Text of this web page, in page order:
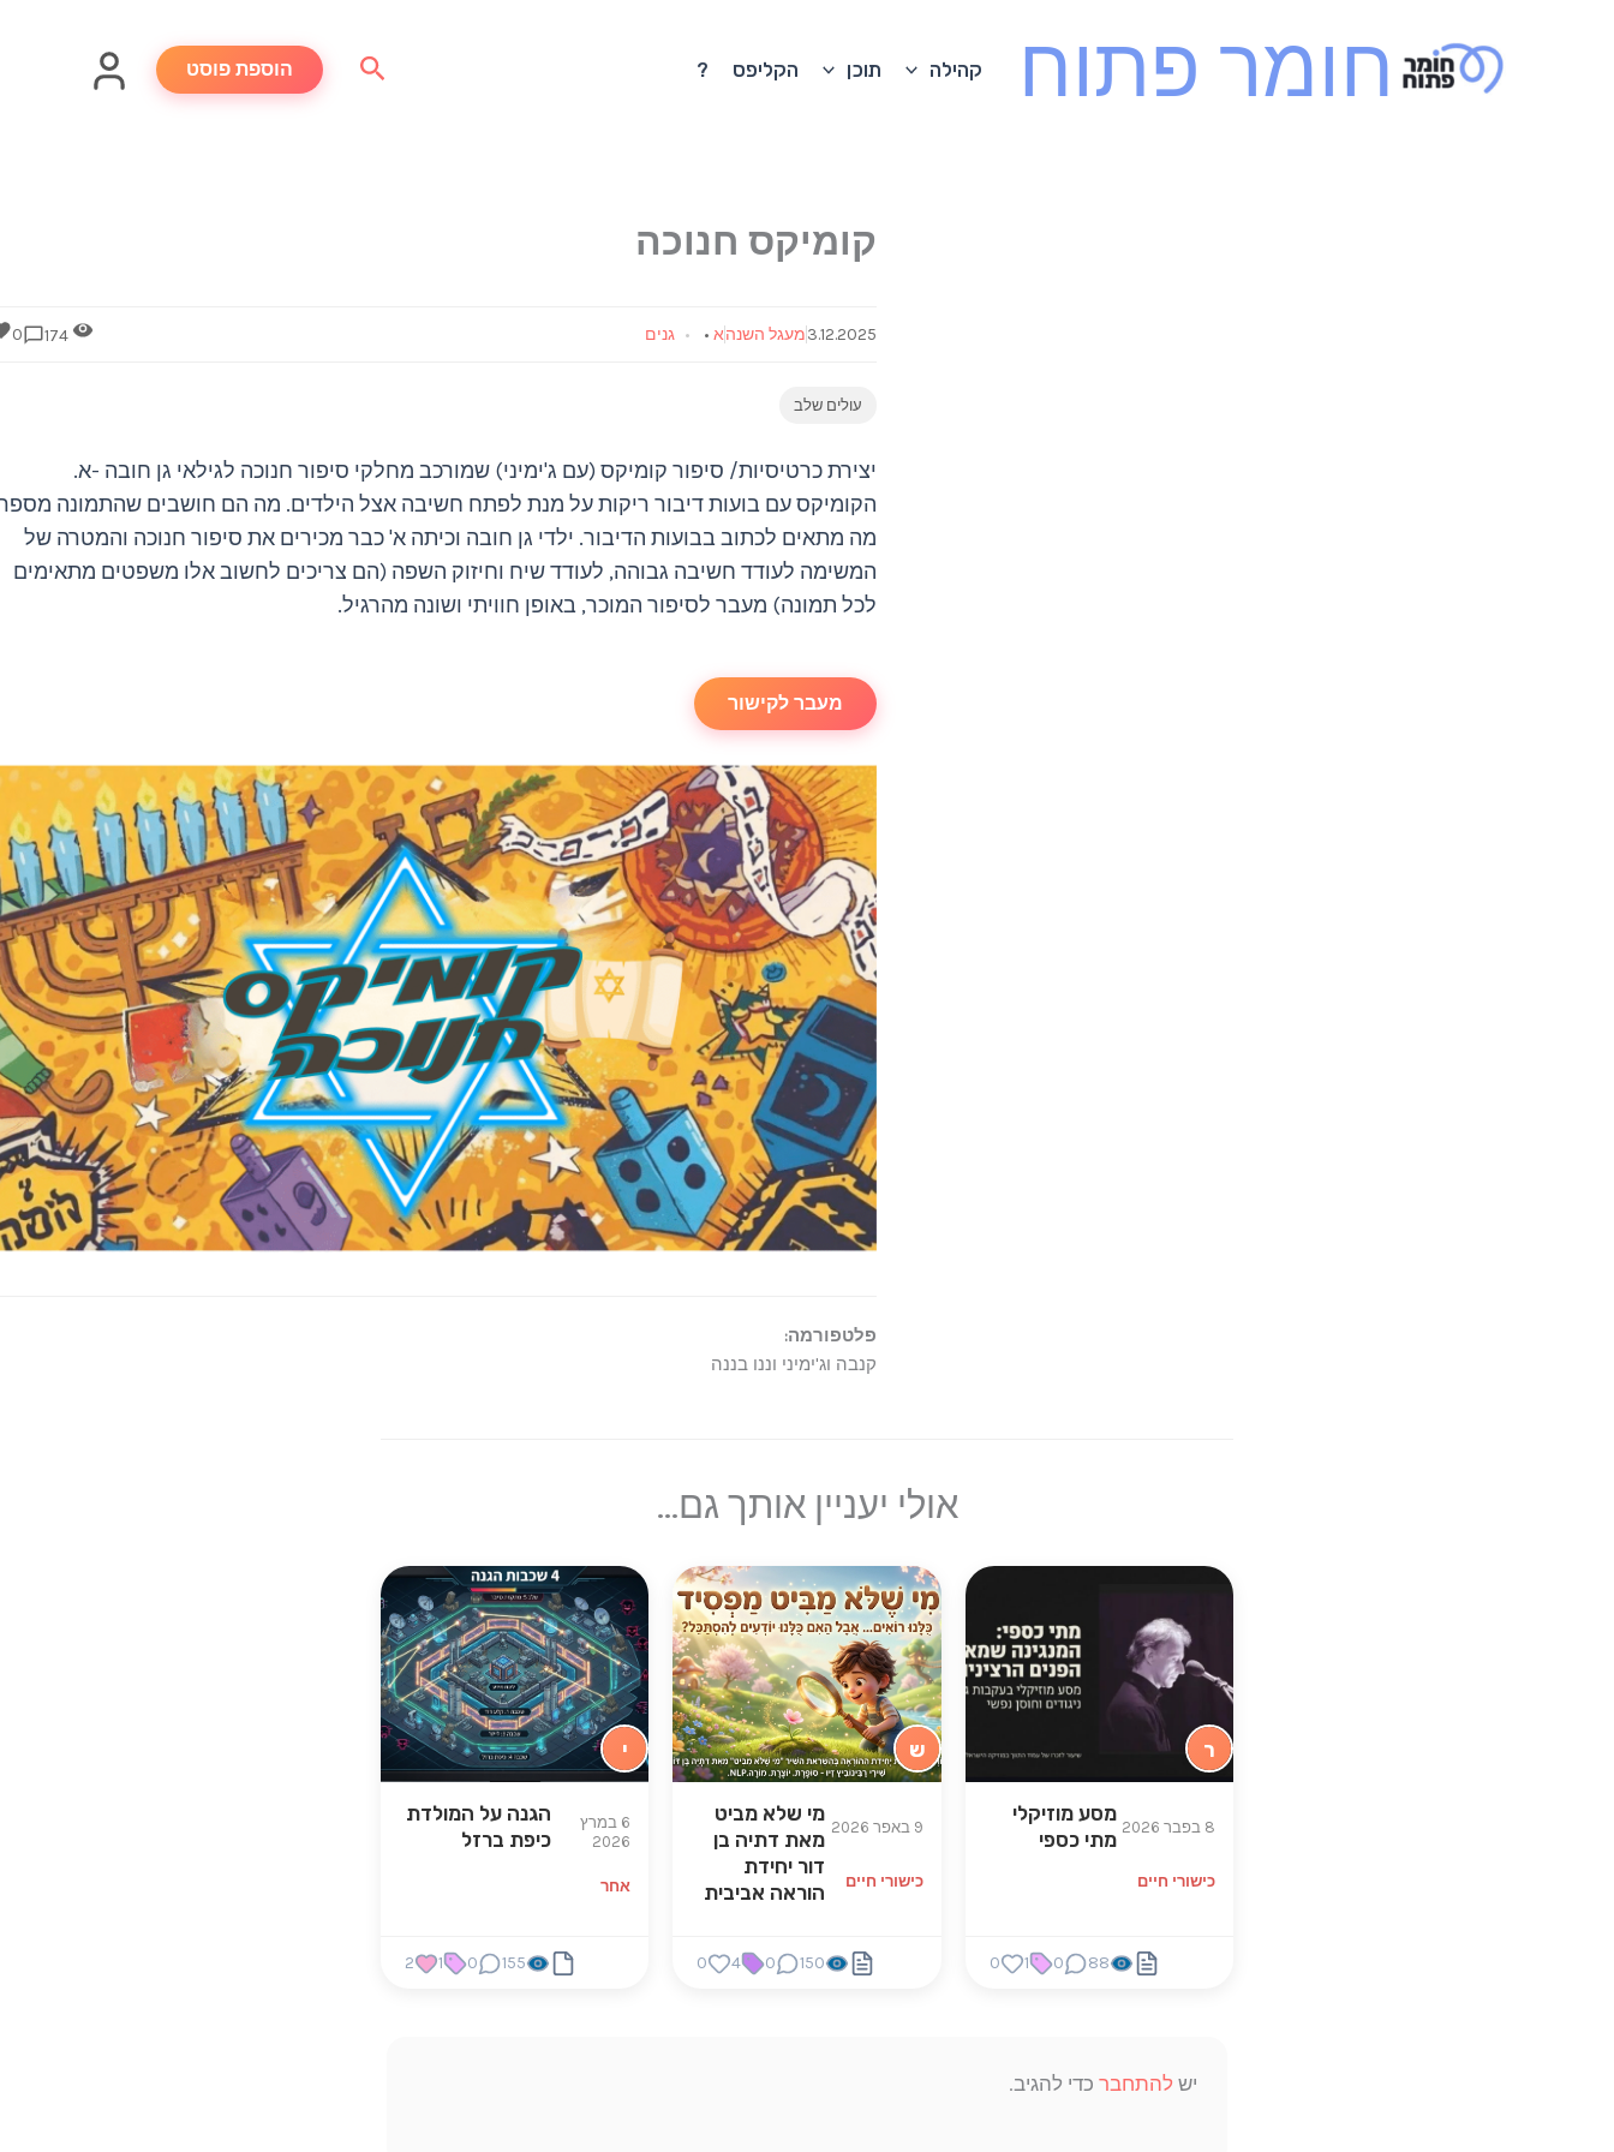
חומר פתוח קהילה תוכן הקליפס ? חיפוש הוספת פוסט
קומיקס חנוכה
3.12.2025מעגל השנהא • גנים 0
עולים שלב
יצירת כרטיסיות/ סיפור קומיקס (עם ג'ימיני) שמורכב מחלקי סיפור חנוכה לגילאי גן חובה -א.
הקומיקס עם בועות דיבור ריקות על מנת לפתח חשיבה אצל הילדים. מה הם חושבים שהתמונה
מה מתאים לכתוב בבועות הדיבור. ילדי גן חובה וכיתה א' כבר מכירים את סיפור חנוכה והמטרה של
המשימה לעודד חשיבה גבוהה, לעודד שיח וחיזוק השפה (הם צריכים לחשוב אלו משפטים מתאימים
לכל תמונה) מעבר לסיפור המוכר, באופן חוויתי ושונה מהרגיל.
מעבר לקישור
פלטפורמה:
קנבה וג'ימיני וננו בננה
אולי יעניין אותך גם...
ר
8 בפבר 2026
כישורי חיים
מסע מוזיקלי
מתי כספי
88
0
1
0
ש
9 באפר 2026
כישורי חיים
מי שלא מביט
מאת דתיה בן
דור יחידת
הוראה אביבית
150
0
4
0
י
6 במרץ
2026
אחר
הגנה על המולדת
כיפת ברזל
155
0
1
2
יש להתחבר כדי להגיב.